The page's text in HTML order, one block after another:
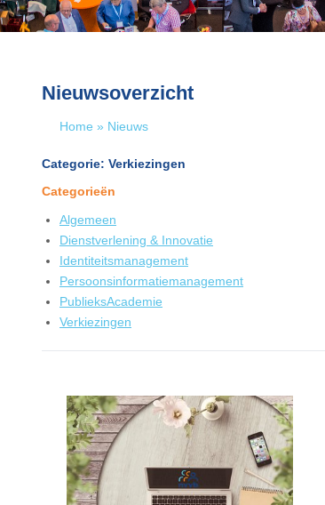
Nieuwsoverzicht
Home » Nieuws
Categorie: Verkiezingen
Categorieën
Algemeen
Dienstverlening & Innovatie
Identiteitsmanagement
Persoonsinformatiemanagement
PublieksAcademie
Verkiezingen